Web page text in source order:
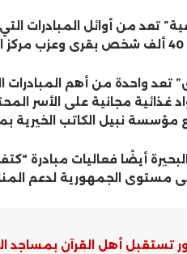
تعد من أوائل المبادرات
تعد واحدة من أهم المبادرات
مواد غذائية مجانية على
مؤسسة نبيل الكاتب الخيرية
أيضًا فعاليات مبادرة
مستوى الجمهورية لدعم